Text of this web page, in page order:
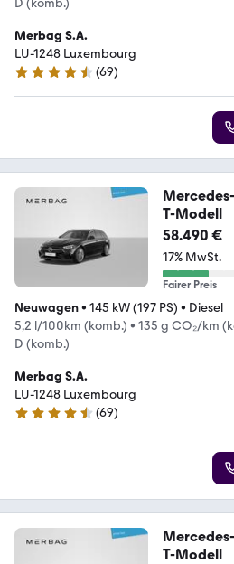
D (komb.)
Merbag S.A.
LU-1248 Luxembourg
4.4 Sterne
(69)
T-Modell
58.490 €
17% MwSt.
Fairer Preis
Neuwagen• 145 kW (197 PS) • Diesel
5,2 l/100km (komb.) • 135 g CO₂/km
D (komb.)
Merbag S.A.
LU-1248 Luxembourg
4.4 Sterne
(69)
T-Modell